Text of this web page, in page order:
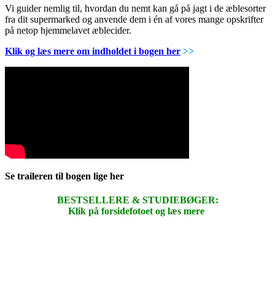
Vi guider nemlig til, hvordan du nemt kan gå på jagt i de æblesorter
fra dit supermarked og anvende dem i én af vores mange opskrifter
på netop hjemmelavet æblecider.
Klik og læs mere om indholdet i bogen her >>
Se traileren til bogen lige her
BESTSELLERE & STUDIEBØGER:
Klik på forsidefotoet og læs mere